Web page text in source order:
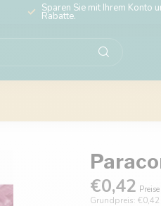
Sparen Sie mit Ihrem Konto
Rabatte.
€0,42
Grundpreis: €0,42